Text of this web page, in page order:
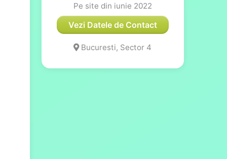
Pe site din iunie 2022
Vezi Datele de Contact
Bucuresti, Sector 4